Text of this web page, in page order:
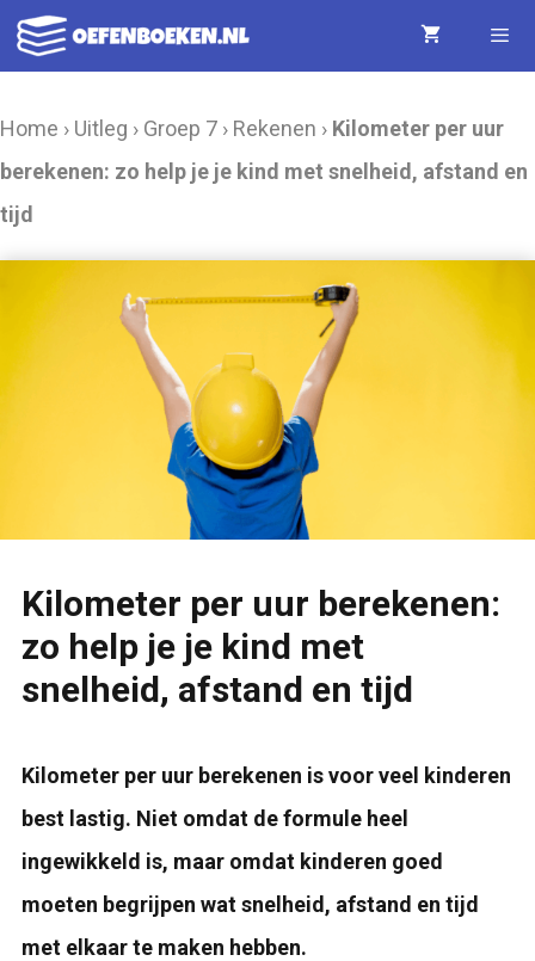
Ga
naar
Home › Uitleg › Groep 7 › Rekenen › Kilometer per uur
berekenen: zo help je je kind met snelheid, afstand en
tijd
Kilometer per uur berekenen:
zo help je je kind met
snelheid, afstand en tijd
Kilometer per uur berekenen is voor veel kinderen
best lastig. Niet omdat de formule heel
ingewikkeld is, maar omdat kinderen goed
moeten begrijpen wat snelheid, afstand en tijd
met elkaar te maken hebben.